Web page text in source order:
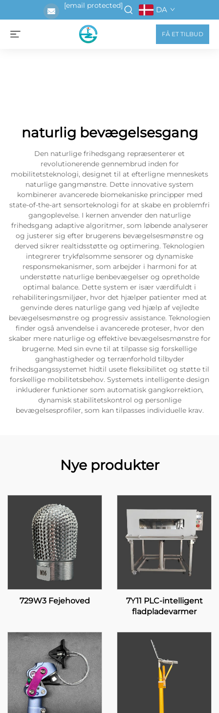
[email protected] DA
FÅ ET TILBUD
naturlig bevægelsesgang
Den naturlige frihedsgang repræsenterer et
revolutionerende gennembrud inden for
mobilitetsteknologi, designet til at efterligne menneskets
naturlige gangmønstre. Dette innovative system
kombinerer avancerede biomekaniske principper med
state-of-the-art sensorteknologi for at skabe en problemfri
gangoplevelse. I kernen anvender den naturlige
frihedsgang adaptive algoritmer, som løbende analyserer
og justerer sig efter brugerens bevægelsesmønstre og
derved sikrer realtidsstøtte og optimering. Teknologien
integrerer trykfølsomme sensorer og dynamiske
responsmekanismer, som arbejder i harmoni for at
understøtte naturlige benbevægelser og opretholde
optimal balance. Dette system er især værdifuldt i
rehabiliteringsmiljøer, hvor det hjælper patienter med at
genvinde deres naturlige gang ved hjælp af vejledte
bevægelsesmønstre og progressiv assistance. Teknologien
finder også anvendelse i avancerede proteser, hvor den
skaber mere naturlige og effektive bevægelsesmønstre for
brugerne. Med sin evne til at tilpasse sig forskellige
ganghastigheder og terrænforhold tilbyder
frihedsgangssystemet hidtil usete fleksibilitet og støtte til
forskellige mobilitetsbehov. Systemets intelligente design
inkluderer funktioner som automatisk gangkorrektion,
dynamisk stabilitetskontrol og personlige
bevægelsesprofiler, som kan tilpasses individuelle krav.
Nye produkter
729W3 Fejehoved
7Y11 PLC-intelligent
fladpladevarmer